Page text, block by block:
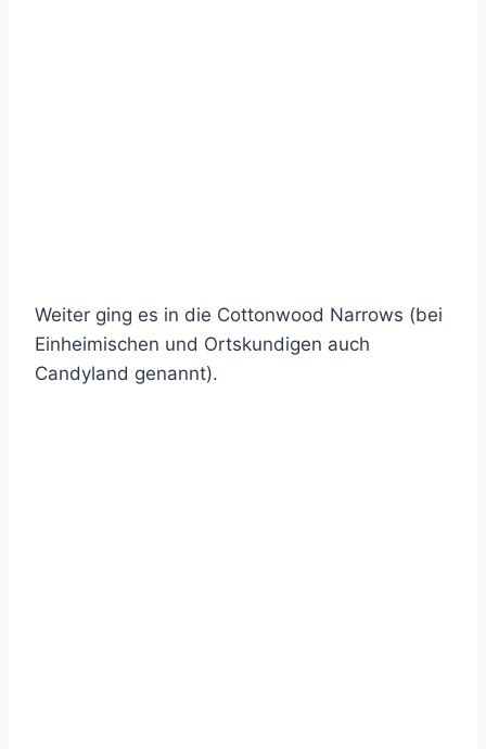
Weiter ging es in die Cottonwood Narrows (bei
Einheimischen und Ortskundigen auch
Candyland genannt).